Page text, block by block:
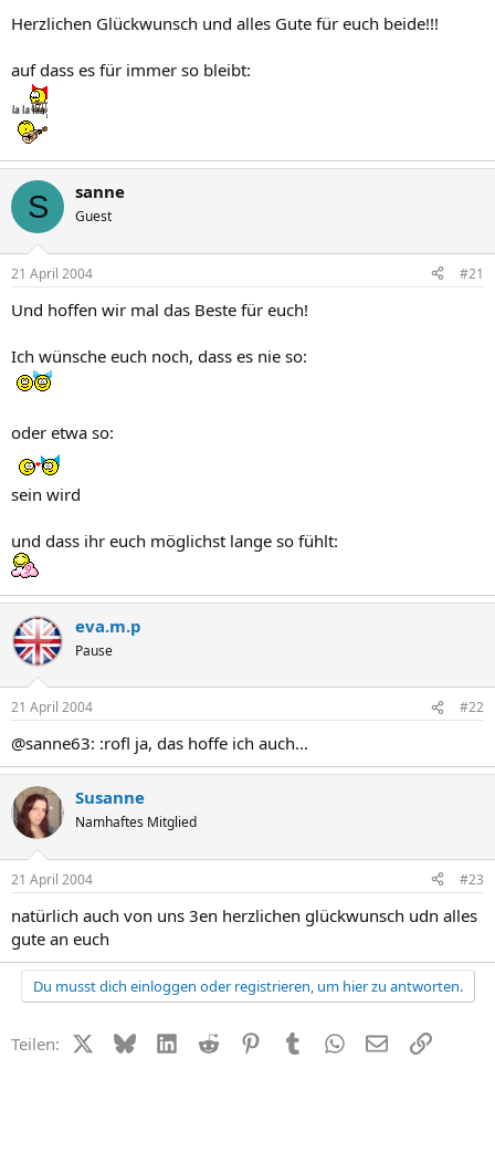
Herzlichen Glückwunsch und alles Gute für euch beide!!!
auf dass es für immer so bleibt:
S sanne
Guest
21 April 2004 #21
Und hoffen wir mal das Beste für euch!
Ich wünsche euch noch, dass es nie so:
oder etwa so:
sein wird
und dass ihr euch möglichst lange so fühlt:
eva.m.p
Pause
21 April 2004 #22
@sanne63: :rofl ja, das hoffe ich auch...
Susanne
Namhaftes Mitglied
21 April 2004 #23
natürlich auch von uns 3en herzlichen glückwunsch udn alles
gute an euch
Du musst dich einloggen oder registrieren, um hier zu antworten.
Teilen: X (Twitter)
BlueskyLinkedIn
Reddit PinterestTumblr WhatsApp
E-MailLink